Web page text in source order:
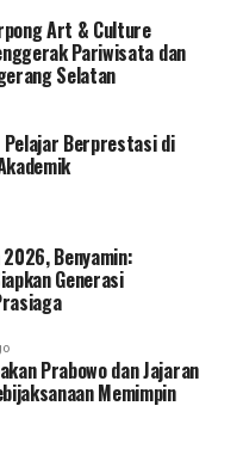
Art & Culture
Pariwisata dan
Selatan
Berprestasi di
Benyamin:
Generasi
Prabowo dan Jajaran
Memimpin